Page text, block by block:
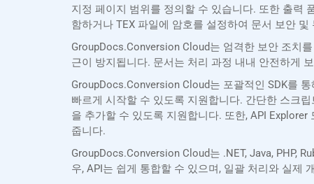
지정 페이지 범위를 정의할 수 있습니다. 또한 출력
함하거나 TEX 파일에 암호를 설정하여 문서 보안
GroupDocs.Conversion Cloud는 엄격한 보안 조치
근이 방지됩니다. 문서는 처리 과정 내내 안전하게
GroupDocs.Conversion Cloud는 포괄적인 SDK를
빠르게 시작할 수 있도록 지원합니다. 간단한 스크
을 추가할 수 있도록 지원합니다. 또한, API
줍니다.
GroupDocs.Conversion Cloud는 .NET, Java, PHP,
우, API는 쉽게 통합할 수 있으며, 일괄 처리와 실제